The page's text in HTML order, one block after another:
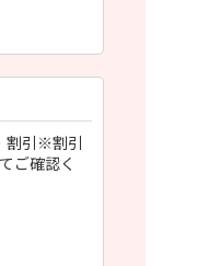
割引※割引
ご確認く